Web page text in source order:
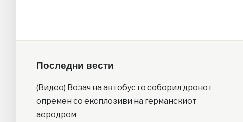
Последни вести
(Видео) Возач на автобус го соборил дронот
опремен со експлозиви на германскиот
аеродром